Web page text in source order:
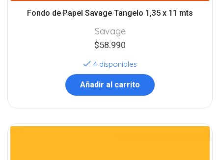
Fondo de Papel Savage Tangelo 1,35 x 11 mts
Savage
$58.990
4 disponibles
Añadir al carrito